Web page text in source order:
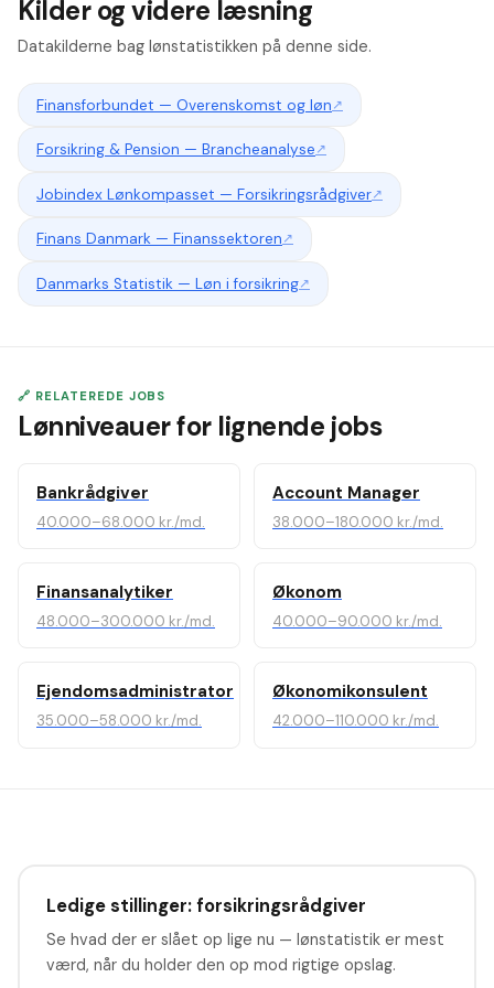
Kilder og videre læsning
Datakilderne bag lønstatistikken på denne side.
Finansforbundet — Overenskomst og løn↗
Forsikring & Pension — Brancheanalyse↗
Jobindex Lønkompasset — Forsikringsrådgiver↗
Finans Danmark — Finanssektoren↗
Danmarks Statistik — Løn i forsikring↗
🔗 RELATEREDE JOBS
Lønniveauer for lignende jobs
Bankrådgiver
40.000–68.000 kr./md.
Account Manager
38.000–180.000 kr./md.
Finansanalytiker
48.000–300.000 kr./md.
Økonom
40.000–90.000 kr./md.
Ejendomsadministrator
35.000–58.000 kr./md.
Økonomikonsulent
42.000–110.000 kr./md.
Ledige stillinger: forsikringsrådgiver
Se hvad der er slået op lige nu — lønstatistik er mest
værd, når du holder den op mod rigtige opslag.